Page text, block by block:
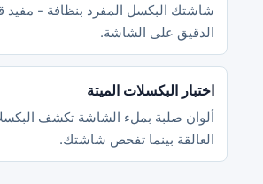
شاشتك البكسل المفرد بنظافة - مفيد
الدقيق على الشاشة.
اختبار البكسلات الميتة
ألوان صلبة بملء الشاشة تكشف
العالقة بينما تفحص شاشتك.